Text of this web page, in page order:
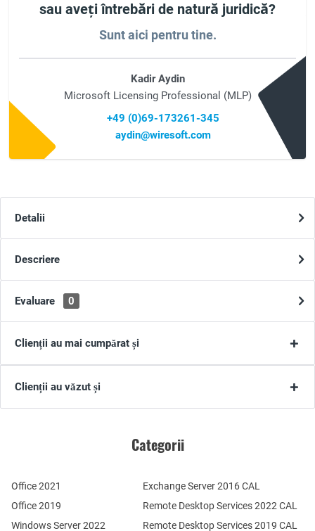
sau aveți întrebări de natură juridică?
Sunt aici pentru tine.
Kadir Aydin
Microsoft Licensing Professional (MLP)
+49 (0)69-173261-345
aydin@wiresoft.com
Detalii
Descriere
Evaluare 0
Clienții au mai cumpărat și
Clienții au văzut și
Categorii
Office 2021
Office 2019
Windows Server 2022
Remote Desktop Services 2022 CAL
Remote Desktop Services 2019 CAL
Exchange Server 2016 CAL